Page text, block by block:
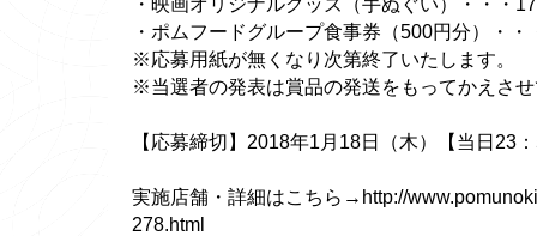
・ポムフードグループ食事券（500円分）・・
※応募用紙が無くなり次第終了いたします。
※当選者の発表は賞品の発送をもってかえさ
【応募締切】2018年1月18日（木）【当日23
実施店舗・詳細はこちら→http://
278.html